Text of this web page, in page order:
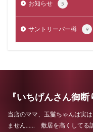
お知らせ 5
サントリーバー樽 9
『いちげんさん御断
当店のママ、玉鬘ちゃんは実
ません…… 敷居を高くしてる